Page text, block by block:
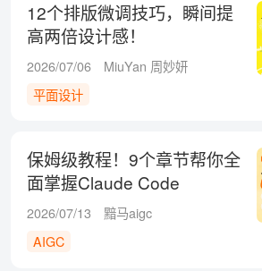
12个排版微调技巧，瞬间提
高两倍设计感！
2026/07/06
MiuYan 周妙妍
平面设计
保姆级教程！9个章节帮你全
面掌握Claude Code
2026/07/13
黯马aigc
AIGC